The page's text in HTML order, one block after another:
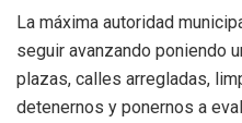
La máxima autoridad
seguir avanzando poniendo
plazas, calles arregladas,
detenernos y ponernos a